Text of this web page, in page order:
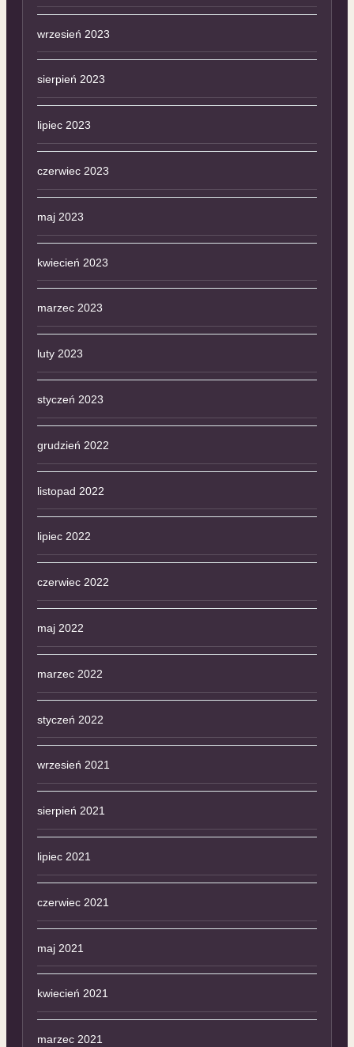
wrzesień 2023
sierpień 2023
lipiec 2023
czerwiec 2023
maj 2023
kwiecień 2023
marzec 2023
luty 2023
styczeń 2023
grudzień 2022
listopad 2022
lipiec 2022
czerwiec 2022
maj 2022
marzec 2022
styczeń 2022
wrzesień 2021
sierpień 2021
lipiec 2021
czerwiec 2021
maj 2021
kwiecień 2021
marzec 2021